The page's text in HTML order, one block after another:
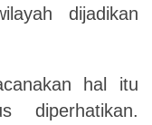
dijadikan
hal itu
diperhatikan.